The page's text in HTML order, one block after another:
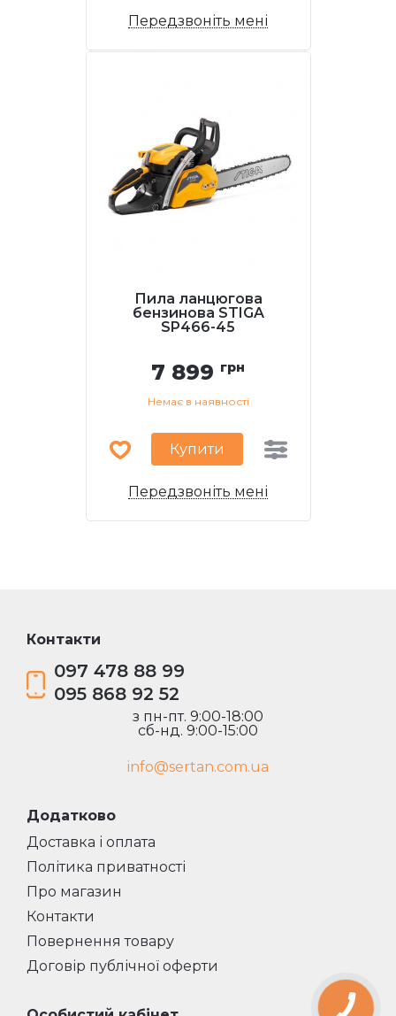
Передзвоніть мені
Пила ланцюгова
бензинова STIGA
SP466-45
7 899 грн
Немає в наявності
Купити
Передзвоніть мені
Контакти
097 478 88 99
095 868 92 52
з пн-пт. 9:00-18:00
сб-нд. 9:00-15:00
info@sertan.com.ua
Додатково
Доставка і оплата
Політика приватності
Про магазин
Контакти
Повернення товару
Договір публічної оферти